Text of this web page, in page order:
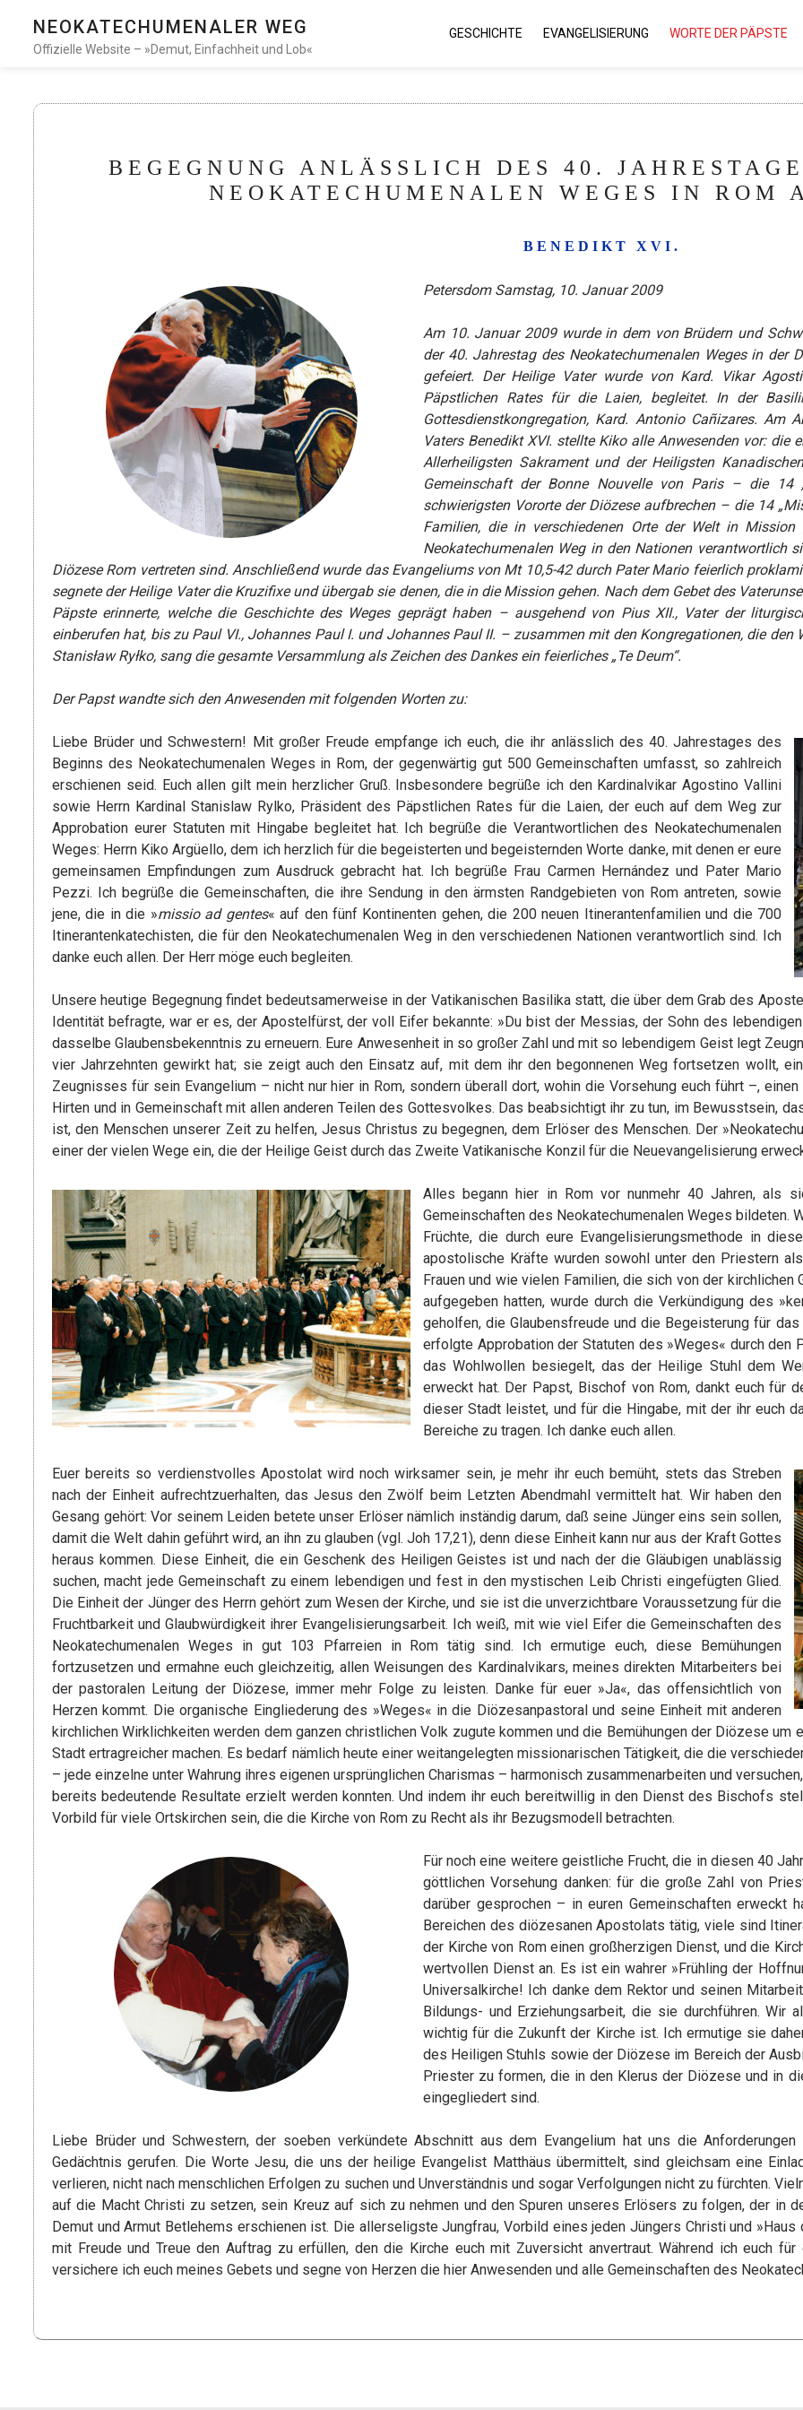
NEOKATECHUMENALER WEG
Offizielle Website – »Demut, Einfachheit und Lob«
GESCHICHTE EVANGELISIERUNG WORTE DER PÄPSTE
BEGEGNUNG ANLÄSSLICH DES 40.
NEOKATECHUMENALEN WEGES IN ROM
BENEDIKT XVI.
Petersdom Samstag, 10. Januar 2009
Am 10. Januar 2009 wurde in dem von Brüdern und
der 40. Jahrestag des Neokatechumenalen Weges in der
gefeiert. Der Heilige Vater wurde von Kard. Vikar
Päpstlichen Rates für die Laien, begleitet. In der
Gottesdienstkongregation, Kard. Antonio Cañizares.
Vaters Benedikt XVI. stellte Kiko alle Anwesenden vor: die
Allerheiligsten Sakrament und der Heiligsten
Gemeinschaft der Bonne Nouvelle von Paris – die
schwierigsten Vororte der Diözese aufbrechen – die 14
Familien, die in verschiedenen Orte der Welt in
Neokatechumenalen Weg in den Nationen verantwortlich
Diözese Rom vertreten sind. Anschließend wurde das Evangeliums von Mt 10,5-42 durch Pater Mario feierlich
segnete der Heilige Vater die Kruzifixe und übergab sie denen, die in die Mission gehen. Nach dem Gebet des
Päpste erinnerte, welche die Geschichte des Weges geprägt haben – ausgehend von Pius XII., Vater der
einberufen hat, bis zu Paul VI., Johannes Paul I. und Johannes Paul II. – zusammen mit den Kongregationen, die den
Stanisław Ryłko, sang die gesamte Versammlung als Zeichen des Dankes ein feierliches „Te Deum“.
Der Papst wandte sich den Anwesenden mit folgenden Worten zu:
Liebe Brüder und Schwestern! Mit großer Freude empfange ich euch, die ihr anlässlich des 40. Jahrestages des
Beginns des Neokatechumenalen Weges in Rom, der gegenwärtig gut 500 Gemeinschaften umfasst, so zahlreich
erschienen seid. Euch allen gilt mein herzlicher Gruß. Insbesondere begrüße ich den Kardinalvikar Agostino Vallini
sowie Herrn Kardinal Stanislaw Rylko, Präsident des Päpstlichen Rates für die Laien, der euch auf dem Weg zur
Approbation eurer Statuten mit Hingabe begleitet hat. Ich begrüße die Verantwortlichen des Neokatechumenalen
Weges: Herrn Kiko Argüello, dem ich herzlich für die begeisterten und begeisternden Worte danke, mit denen er eure
gemeinsamen Empfindungen zum Ausdruck gebracht hat. Ich begrüße Frau Carmen Hernández und Pater Mario
Pezzi. Ich begrüße die Gemeinschaften, die ihre Sendung in den ärmsten Randgebieten von Rom antreten, sowie
jene, die in die »missio ad gentes« auf den fünf Kontinenten gehen, die 200 neuen Itinerantenfamilien und die 700
Itinerantenkatechisten, die für den Neokatechumenalen Weg in den verschiedenen Nationen verantwortlich sind. Ich
danke euch allen. Der Herr möge euch begleiten.
Unsere heutige Begegnung findet bedeutsamerweise in der Vatikanischen Basilika statt, die über dem Grab des
Identität befragte, war er es, der Apostelfürst, der voll Eifer bekannte: »Du bist der Messias, der Sohn des
dasselbe Glaubensbekenntnis zu erneuern. Eure Anwesenheit in so großer Zahl und mit so lebendigem Geist legt
vier Jahrzehnten gewirkt hat; sie zeigt auch den Einsatz auf, mit dem ihr den begonnenen Weg fortsetzen wollt,
Zeugnisses für sein Evangelium – nicht nur hier in Rom, sondern überall dort, wohin die Vorsehung euch führt –,
Hirten und in Gemeinschaft mit allen anderen Teilen des Gottesvolkes. Das beabsichtigt ihr zu tun, im Bewusstsein,
ist, den Menschen unserer Zeit zu helfen, Jesus Christus zu begegnen, dem Erlöser des Menschen. Der
einer der vielen Wege ein, die der Heilige Geist durch das Zweite Vatikanische Konzil für die Neuevangelisierung
Alles begann hier in Rom vor nunmehr 40 Jahren, als
Gemeinschaften des Neokatechumenalen Weges bildeten.
Früchte, die durch eure Evangelisierungsmethode in
apostolische Kräfte wurden sowohl unter den Priestern
Frauen und wie vielen Familien, die sich von der
aufgegeben hatten, wurde durch die Verkündigung des
geholfen, die Glaubensfreude und die Begeisterung für
erfolgte Approbation der Statuten des »Weges« durch den
das Wohlwollen besiegelt, das der Heilige Stuhl dem
erweckt hat. Der Papst, Bischof von Rom, dankt euch für
dieser Stadt leistet, und für die Hingabe, mit der ihr euch
Bereiche zu tragen. Ich danke euch allen.
Euer bereits so verdienstvolles Apostolat wird noch wirksamer sein, je mehr ihr euch bemüht, stets das Streben
nach der Einheit aufrechtzuerhalten, das Jesus den Zwölf beim Letzten Abendmahl vermittelt hat. Wir haben den
Gesang gehört: Vor seinem Leiden betete unser Erlöser nämlich inständig darum, daß seine Jünger eins sein sollen,
damit die Welt dahin geführt wird, an ihn zu glauben (vgl. Joh 17,21), denn diese Einheit kann nur aus der Kraft Gottes
heraus kommen. Diese Einheit, die ein Geschenk des Heiligen Geistes ist und nach der die Gläubigen unablässig
suchen, macht jede Gemeinschaft zu einem lebendigen und fest in den mystischen Leib Christi eingefügten Glied.
Die Einheit der Jünger des Herrn gehört zum Wesen der Kirche, und sie ist die unverzichtbare Voraussetzung für die
Fruchtbarkeit und Glaubwürdigkeit ihrer Evangelisierungsarbeit. Ich weiß, mit wie viel Eifer die Gemeinschaften des
Neokatechumenalen Weges in gut 103 Pfarreien in Rom tätig sind. Ich ermutige euch, diese Bemühungen
fortzusetzen und ermahne euch gleichzeitig, allen Weisungen des Kardinalvikars, meines direkten Mitarbeiters bei
der pastoralen Leitung der Diözese, immer mehr Folge zu leisten. Danke für euer »Ja«, das offensichtlich von
Herzen kommt. Die organische Eingliederung des »Weges« in die Diözesanpastoral und seine Einheit mit anderen
kirchlichen Wirklichkeiten werden dem ganzen christlichen Volk zugute kommen und die Bemühungen der Diözese um
Stadt ertragreicher machen. Es bedarf nämlich heute einer weitangelegten missionarischen Tätigkeit, die die
– jede einzelne unter Wahrung ihres eigenen ursprünglichen Charismas – harmonisch zusammenarbeiten und
bereits bedeutende Resultate erzielt werden konnten. Und indem ihr euch bereitwillig in den Dienst des Bischofs
Vorbild für viele Ortskirchen sein, die die Kirche von Rom zu Recht als ihr Bezugsmodell betrachten.
Für noch eine weitere geistliche Frucht, die in diesen 40
göttlichen Vorsehung danken: für die große Zahl von
darüber gesprochen – in euren Gemeinschaften erweckt
Bereichen des diözesanen Apostolats tätig, viele sind
der Kirche von Rom einen großherzigen Dienst, und die
wertvollen Dienst an. Es ist ein wahrer »Frühling der
Universalkirche! Ich danke dem Rektor und seinen
Bildungs- und Erziehungsarbeit, die sie durchführen.
wichtig für die Zukunft der Kirche ist. Ich ermutige sie
des Heiligen Stuhls sowie der Diözese im Bereich der
Priester zu formen, die in den Klerus der Diözese und in
eingegliedert sind.
Liebe Brüder und Schwestern, der soeben verkündete Abschnitt aus dem Evangelium hat uns die
Gedächtnis gerufen. Die Worte Jesu, die uns der heilige Evangelist Matthäus übermittelt, sind gleichsam eine
verlieren, nicht nach menschlichen Erfolgen zu suchen und Unverständnis und sogar Verfolgungen nicht zu fürchten.
auf die Macht Christi zu setzen, sein Kreuz auf sich zu nehmen und den Spuren unseres Erlösers zu folgen, der in
Demut und Armut Betlehems erschienen ist. Die allerseligste Jungfrau, Vorbild eines jeden Jüngers Christi und
mit Freude und Treue den Auftrag zu erfüllen, den die Kirche euch mit Zuversicht anvertraut. Während ich euch
versichere ich euch meines Gebets und segne von Herzen die hier Anwesenden und alle Gemeinschaften des